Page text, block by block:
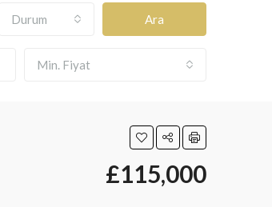
Durum Ara
Min. Fiyat
£115,000